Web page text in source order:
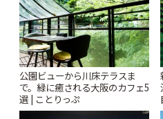
公園ビューから川床テラスま
で。緑に癒される大阪のカフェ5
選 | ことりっぷ